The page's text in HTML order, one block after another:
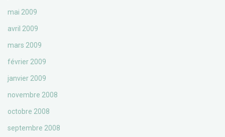
mai 2009
avril 2009
mars 2009
février 2009
janvier 2009
novembre 2008
octobre 2008
septembre 2008